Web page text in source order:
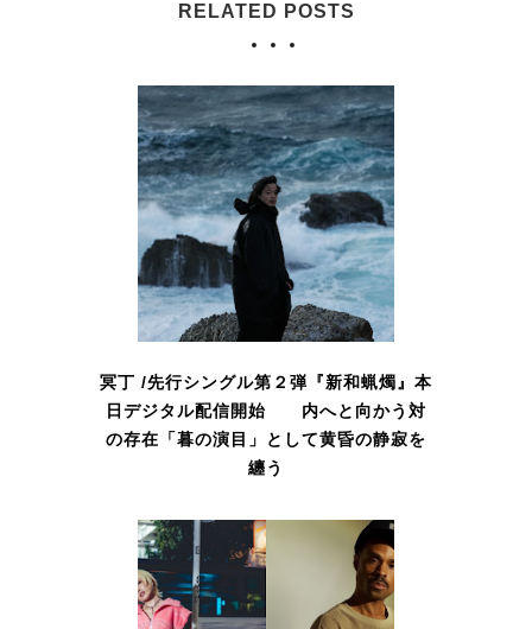
RELATED POSTS
冥丁 /先行シングル第２弾『新和蝋燭』本
日デジタル配信開始 内へと向かう対
の存在「暮の演目」として黄昏の静寂を
纏う